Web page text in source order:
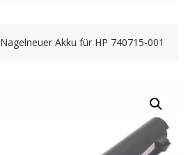
Nagelneuer Akku für HP 740715-001